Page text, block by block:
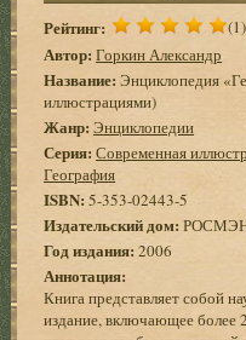
Рейтинг: (1)
Автор: Горкин Александр
Название: Энциклопедия
иллюстрациями)
Жанр: Энциклопедии
Серия: Современная
География
ISBN: 5-353-02443-5
Издательский дом:
Год издания:2006
Аннотация:
Книга представляет собой
издание, включающее более